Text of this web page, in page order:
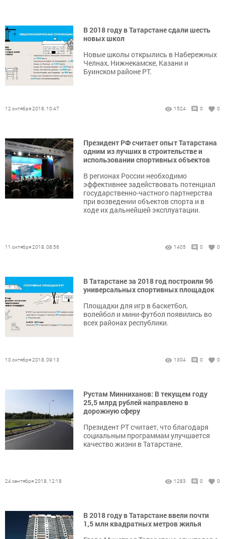
В 2018 году в Татарстане сдали шесть
новых школ
Новые школы открылись в Набережных
Челнах, Нижнекамске, Казани и
Буинском районе РТ.
12 октября 2018, 10:47 1524 0 0
Президент РФ считает опыт Татарстана
одним из лучших в строительстве и
использовании спортивных объектов
В регионах России необходимо
эффективнее задействовать потенциал
государственно-частного партнерства
при возведении объектов спорта и в
ходе их дальнейшей эксплуатации.
11 октября 2018, 08:56 1405 0 0
В Татарстане за 2018 год построили 96
универсальных спортивных площадок
Площадки для игр в баскетбол,
волейбол и мини-футбол появились во
всех районах республики.
10 октября 2018, 09:13 1304 0 0
Рустам Минниханов: В текущем году
25,5 млрд рублей направлено в
дорожную сферу
Президент РТ считает, что благодаря
социальным программам улучшается
качество жизни в Татарстане.
24 сентября 2018, 12:18 1283 0 0
В 2018 году в Татарстане ввели почти
1,5 млн квадратных метров жилья